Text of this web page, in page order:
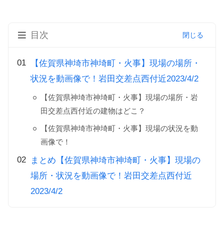
目次
【佐賀県神埼市神埼町・火事】現場の場所・
状況を動画像で！岩田交差点西付近2023/4/2
【佐賀県神埼市神埼町・火事】現場の場所・岩
田交差点西付近の建物はどこ？
【佐賀県神埼市神埼町・火事】現場の状況を動
画像で！
まとめ【佐賀県神埼市神埼町・火事】現場の
場所・状況を動画像で！岩田交差点西付近
2023/4/2